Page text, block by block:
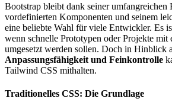
Bootstrap bleibt dank seiner umfangreichen
vordefinierten Komponenten und seinem
eine beliebte Wahl für viele Entwickler. Es
wenn schnelle Prototypen oder Projekte mit
umgesetzt werden sollen. Doch in Hinblick
Anpassungsfähigkeit und Feinkontrolle
Tailwind CSS mithalten.
Traditionelles CSS: Die Grundlage